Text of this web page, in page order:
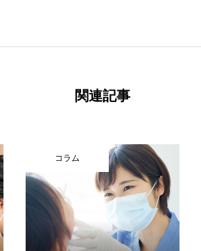
関連記事
コラム